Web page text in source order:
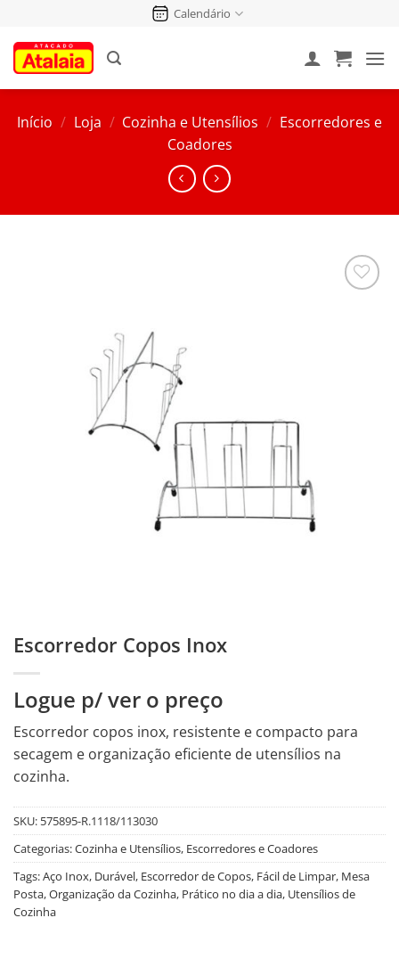
conteúdo
Calendário
Início / Loja / Cozinha e Utensílios / Escorredores e
Coadores
Escorredor Copos Inox
Logue p/ ver o preço
Escorredor copos inox, resistente e compacto para
secagem e organização eficiente de utensílios na
cozinha.
SKU: 575895-R.1118/113030
Categorias:Cozinha e Utensílios, Escorredores e Coadores
Tags:Aço Inox, Durável, Escorredor de Copos, Fácil de Limpar, Mesa
Posta,Organização da Cozinha, Prático no dia a dia, Utensílios de
Cozinha